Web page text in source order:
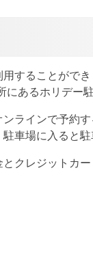
することがで
あるホリデー
ラインで予約
車場に入ると駐
クレジットカ